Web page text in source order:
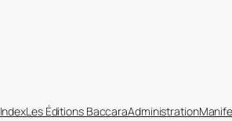
IndexLes Éditions BaccaraAdministration